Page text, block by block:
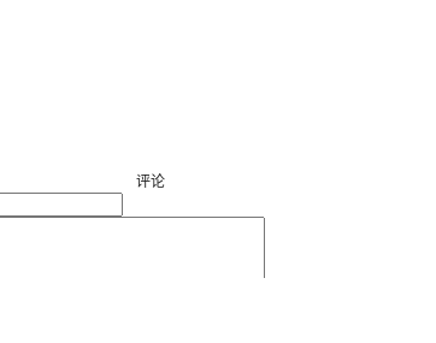
评论